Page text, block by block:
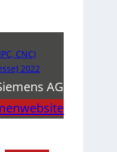
CNC)
2022
AG